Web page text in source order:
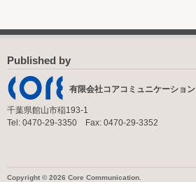
Published by
有限会社コアコミュニケーション
千葉県館山市稲193-1
Tel: 0470-29-3350 Fax: 0470-29-3352
Copyright © 2026 Core Communication.